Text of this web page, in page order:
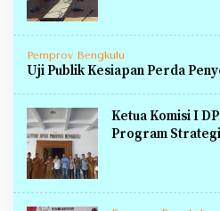
Pemprov Bengkulu
Uji Publik Kesiapan Perda
Ketua Komisi I
Program